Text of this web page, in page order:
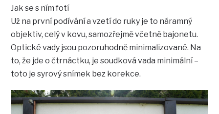
Jak se s ním fotí
Už na první podívání a vzetí do ruky je to náramný
objektiv, celý v kovu, samozřejmě včetně bajonetu.
Optické vady jsou pozoruhodně minimalizované. Na
to, že jde o čtrnáctku, je soudková vada minimální –
toto je syrový snímek bez korekce.